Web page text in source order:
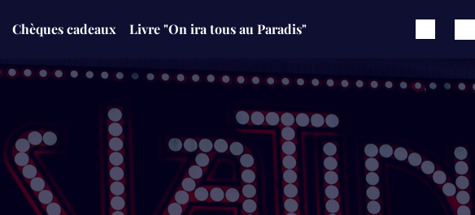
Chèques cadeaux Livre "On ira tous au Paradis"